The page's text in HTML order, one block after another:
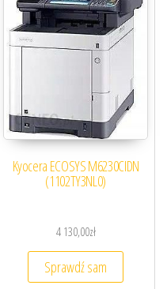
Kyocera ECOSYS M6230CIDN
(1102TY3NL0)
4 130,00zł
Sprawdź sam